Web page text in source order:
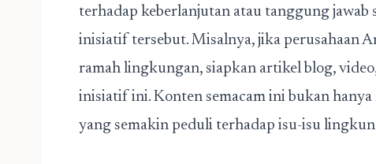
terhadap keberlanjutan atau tanggung
inisiatif tersebut. Misalnya, jika perusahaan
ramah lingkungan, siapkan artikel blog,
inisiatif ini. Konten semacam ini bukan
yang semakin peduli terhadap isu-isu